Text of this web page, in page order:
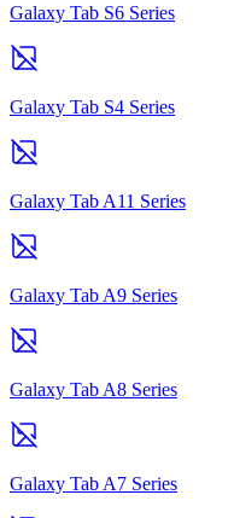
Galaxy Tab S6 Series
Galaxy Tab S4 Series
Galaxy Tab A11 Series
Galaxy Tab A9 Series
Galaxy Tab A8 Series
Galaxy Tab A7 Series